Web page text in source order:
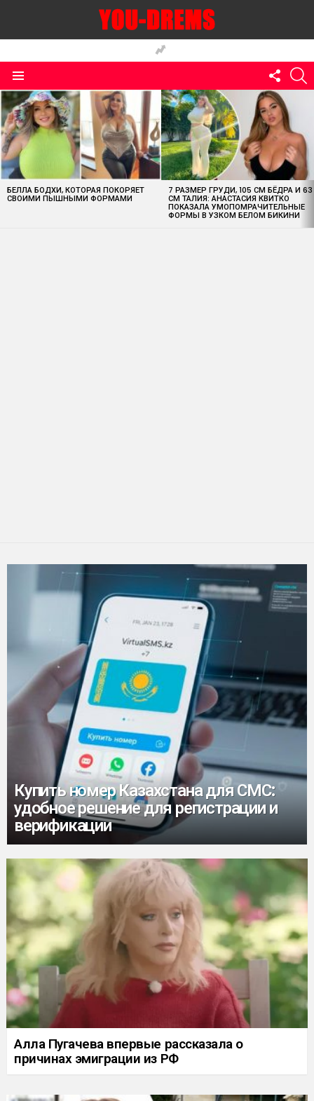
US
MOST
VIEWED
STORIES
БЕЛЛА БОДХИ, КОТОРАЯ ПОКОРЯЕТ
СВОИМИ ПЫШНЫМИ ФОРМАМИ
7 РАЗМЕР ГРУДИ, 105 СМ БЁДРА И 63
СМ ТАЛИЯ: АНАСТАСИЯ КВИТКО
ПОКАЗАЛА УМОПОМРАЧИТЕЛЬНЫЕ
ФОРМЫ В УЗКОМ БЕЛОМ БИКИНИ
STORY
Купить номер Казахстана для СМС:
удобное решение для регистрации и
верификации
MORE
STORIES
Алла Пугачева впервые рассказала о
причинах эмиграции из РФ